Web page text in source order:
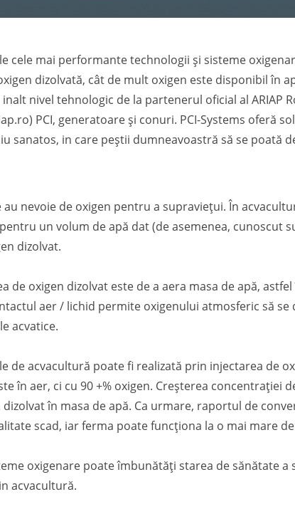
cele mai performante technologii și sisteme
dizolvată, cât de mult oxigen este disponibil în
nivel tehnologic de la partenerul oficial al ARIAP
PCI, generatoare și conuri. PCI-Systems oferă
sanatos, in care peștii dumneavoastră să se poată
au nevoie de oxigen pentru a supraviețui. În
un volum de apă dat (de asemenea, cunoscut
dizolvat.
de oxigen dizolvat este de a aera masa de apă,
aer / lichid permite oxigenului atmosferic să se
acvatice.
de acvacultură poate fi realizată prin injectarea de
în aer, ci cu 90 +% oxigen. Creșterea concentrației
în masa de apă. Ca urmare, raportul de
scad, iar ferma poate funcționa la o mai mare
oxigenare poate îmbunătăți starea de sănătate
acvacultură.